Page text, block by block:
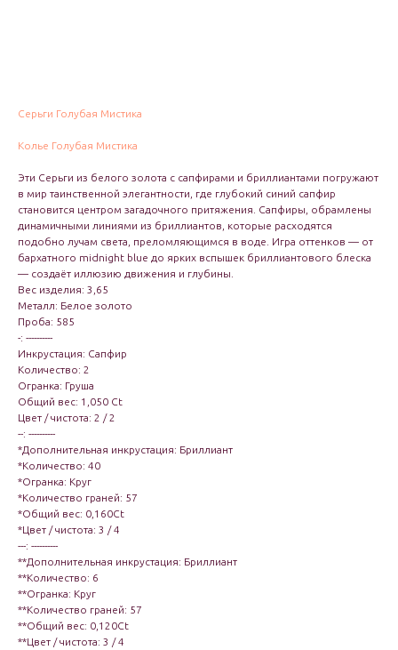
Серьги Голубая Мистика
Колье Голубая Мистика
Эти Серьги из белого золота с сапфирами и бриллиантами погружают
в мир таинственной элегантности, где глубокий синий сапфир
становится центром загадочного притяжения. Сапфиры, обрамлены
динамичными линиями из бриллиантов, которые расходятся
подобно лучам света, преломляющимся в воде. Игра оттенков — от
бархатного midnight blue до ярких вспышек бриллиантового блеска
— создаёт иллюзию движения и глубины.
Вес изделия: 3,65
Металл: Белое золото
Проба: 585
-: ----------
Инкрустация: Сапфир
Количество: 2
Огранка: Груша
Общий вес: 1,050 Ct
Цвет / чистота: 2 / 2
--: ----------
*Дополнительная инкрустация: Бриллиант
*Количество: 40
*Огранка: Круг
*Количество граней: 57
*Общий вес: 0,160Ct
*Цвет / чистота: 3 / 4
---: ----------
**Дополнительная инкрустация: Бриллиант
**Количество: 6
**Огранка: Круг
**Количество граней: 57
**Общий вес: 0,120Ct
**Цвет / чистота: 3 / 4